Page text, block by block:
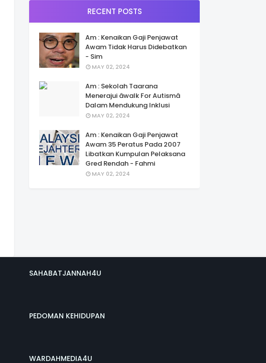
RECENT POSTS
Am : Kenaikan Gaji Penjawat
Awam Tidak Harus Didebatkan
- Sim
MAY 02, 2024
Am : Sekolah Taarana
Menerajui âwalk For Autismâ
Dalam Mendukung Inklusi
MAY 02, 2024
Am : Kenaikan Gaji Penjawat
Awam 35 Peratus Pada 2007
Libatkan Kumpulan Pelaksana
Gred Rendah - Fahmi
MAY 02, 2024
SAHABATJANNAH4U
PEDOMAN KEHIDUPAN
WARDAHMEDIA4U